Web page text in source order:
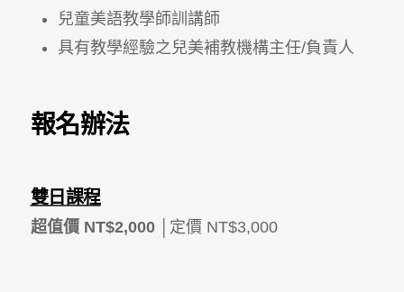
兒童美語教學師訓講師
具有教學經驗之兒美補教機構主任/負責人
報名辦法
雙日課程
超值價NT$2,000 │ 定價 NT$3,000